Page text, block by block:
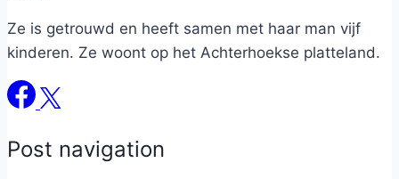
Ze is getrouwd en heeft samen met haar man vijf
kinderen. Ze woont op het Achterhoekse platteland.
Post navigation